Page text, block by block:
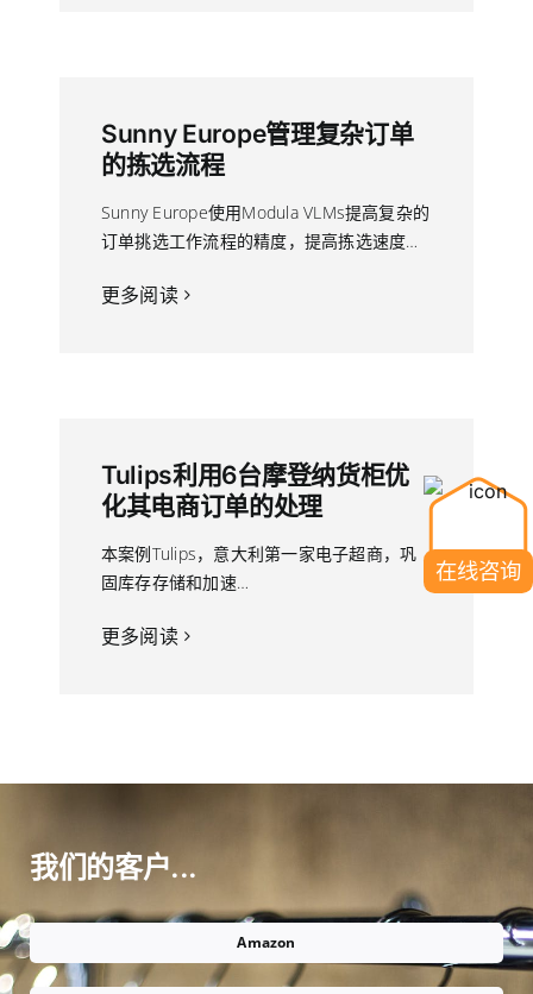
Sunny Europe管理复杂订单
的拣选流程
Sunny Europe使用Modula VLMs提高复杂的
订单挑选工作流程的精度，提高拣选速度…
更多阅读
Tulips利用6台摩登纳货柜优
化其电商订单的处理
本案例Tulips，意大利第一家电子超商，巩
固库存存储和加速…
更多阅读
我们的客户...
Amazon
在线咨询